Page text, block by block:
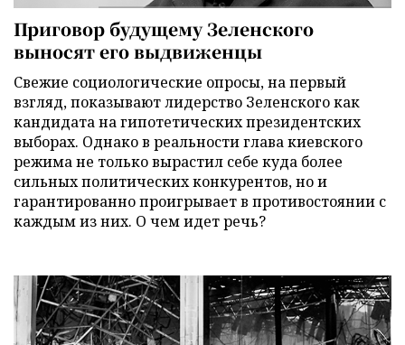
Приговор будущему Зеленского
выносят его выдвиженцы
Свежие социологические опросы, на первый
взгляд, показывают лидерство Зеленского как
кандидата на гипотетических президентских
выборах. Однако в реальности глава киевского
режима не только вырастил себе куда более
сильных политических конкурентов, но и
гарантированно проигрывает в противостоянии с
каждым из них. О чем идет речь?